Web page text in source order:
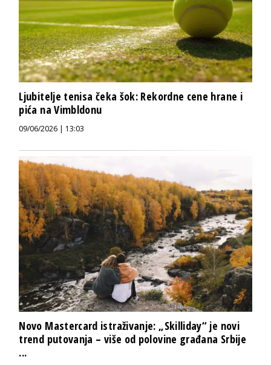
Ljubitelje tenisa čeka šok: Rekordne cene hrane i
pića na Vimbldonu
09/06/2026 | 13:03
Novo Mastercard istraživanje: „Skilliday“ je novi
trend putovanja – više od polovine građana Srbije
...